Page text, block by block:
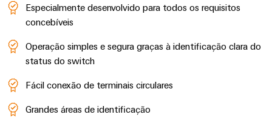
Especialmente desenvolvido para todos os requisitos
concebíveis
Operação simples e segura graças à identificação clara do
status do switch
Fácil conexão de terminais circulares
Grandes áreas de identificação